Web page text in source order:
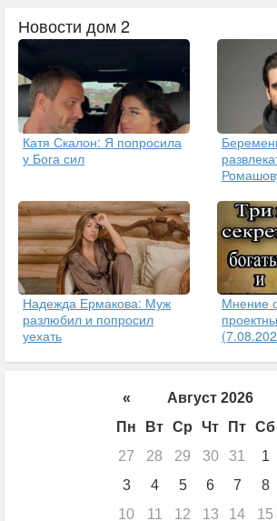
Новости дом 2
Катя Скалон: Я попросила
у Бога сил
Надежда Ермакова: Муж
разлюбил и попросил
уехать
Мнение
«
Август 2026
Пн
Вт Ср Чт Пт Сб
27
28 29 30 31 1
3
4 5 6 7 8
10
11 12 13 14 15